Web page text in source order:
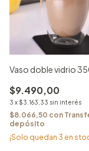
Vaso doble vidrio
$9.490,00
3 x $3.163,33 sin interés
$8.066,50 con
depósito
¡Solo quedan 3 en